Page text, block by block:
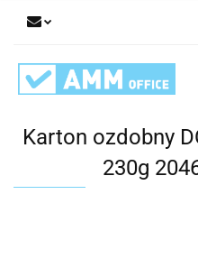
Karton ozdobny
230g